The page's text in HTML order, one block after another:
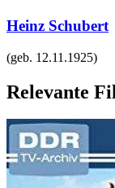
Heinz Schubert
(geb. 12.11.1925)
Relevante